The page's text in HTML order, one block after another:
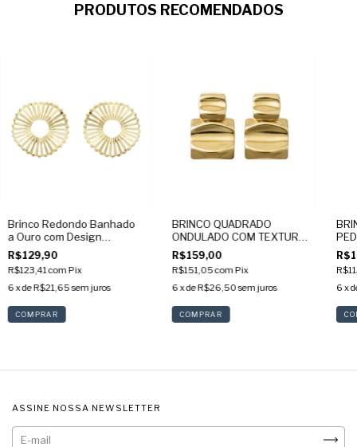
PRODUTOS RECOMENDADOS
Brinco Redondo Banhado
a Ouro com Design
Orgânico
R$129,90
R$123,41com Pix
6 x deR$21,65 sem juros
BRINCO QUADRADO
ONDULADO COM TEXTURA
BANHADO NO OURO 18K
R$159,00
R$151,05com Pix
6 x deR$26,50sem juros
6 x
ASSINE NOSSA NEWSLETTER